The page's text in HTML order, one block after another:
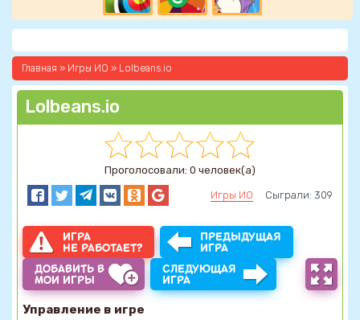
Главная » Игры ИО » Lolbeans.io
Lolbeans.io
Проголосовали: 0 человек(а)
Игры ИО Сыграли: 309
ИГРА
НЕ РАБОТАЕТ?
ПРЕДЫДУЩАЯ
ИГРА
ДОБАВИТЬ В
МОИ ИГРЫ
СЛЕДУЮЩАЯ
ИГРА
Управление в игре